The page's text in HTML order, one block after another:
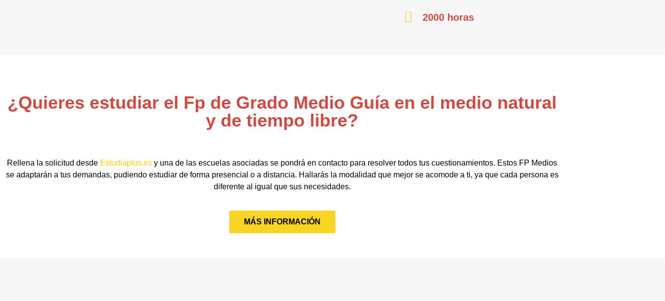
2000 horas
¿Quieres estudiar el Fp de Grado Medio Guía en el medio natural
y de tiempo libre?
Rellena la solicitud desde Estudiaplus.es y una de las escuelas asociadas se pondrá en contacto para resolver todos tus cuestionamientos. Estos FP Medios
se adaptarán a tus demandas, pudiendo estudiar de forma presencial o a distancia. Hallarás la modalidad que mejor se acomode a ti, ya que cada persona es
diferente al igual que sus necesidades.
MÁS INFORMACIÓN